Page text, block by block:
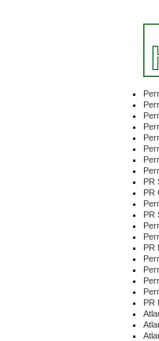
PR
PR
PR
PR
PR